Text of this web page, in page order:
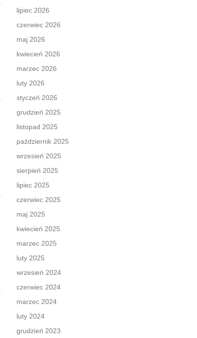
lipiec 2026
czerwiec 2026
maj 2026
kwiecień 2026
marzec 2026
luty 2026
styczeń 2026
grudzień 2025
listopad 2025
październik 2025
wrzesień 2025
sierpień 2025
lipiec 2025
czerwiec 2025
maj 2025
kwiecień 2025
marzec 2025
luty 2025
wrzesień 2024
czerwiec 2024
marzec 2024
luty 2024
grudzień 2023